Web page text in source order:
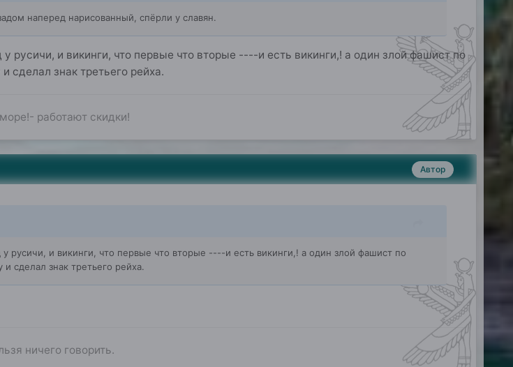
наперед нарисованный, спёрли у славян.
русичи, и викинги, что первые что вторые ----и есть викинги,! а один злой фашист по
сделал знак третьего рейха.
работают скидки!
Автор
русичи, и викинги, что первые что вторые ----и есть викинги,! а один злой фашист по
сделал знак третьего рейха.
ничего говорить.